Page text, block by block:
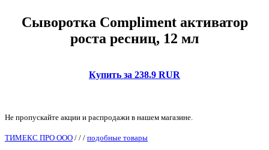
Сыворотка Compliment активатор
роста ресниц, 12 мл
Купить за 238.9 RUR
Не пропускайте акции и распродажи в нашем магазине.
ТИМЕКС ПРО ООО / / / подобные товары